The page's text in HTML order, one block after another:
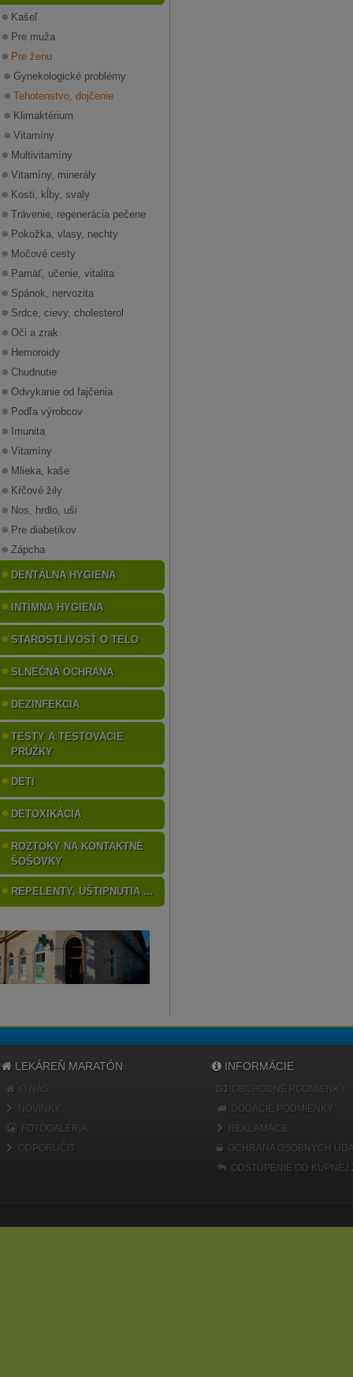
Kašeľ
Pre muža
Pre ženu
Gynekologické problémy
Tehotenstvo, dojčenie
Klimaktérium
Vitamíny
Multivitamíny
Vitamíny, minerály
Kosti, kĺby, svaly
Trávenie, regenerácia pečene
Pokožka, vlasy, nechty
Močové cesty
Pamäť, učenie, vitalita
Spánok, nervozita
Srdce, cievy, cholesterol
Oči a zrak
Hemoroidy
Chudnutie
Odvykanie od fajčenia
Podľa výrobcov
Imunita
Vitamíny
Mlieka, kaše
Kŕčové žily
Nos, hrdlo, uši
Pre diabetikov
Zápcha
DENTÁLNA HYGIENA
INTÍMNA HYGIENA
STAROSTLIVOSŤ O TELO
SLNEČNÁ OCHRANA
DEZINFEKCIA
TESTY A TESTOVACIE
PRÚŽKY
DETI
DETOXIKÁCIA
ROZTOKY NA KONTAKTNÉ
ŠOŠOVKY
REPELENTY, UŠTIPNUTIA ...
LEKÁREŇ MARATÓN
O NÁS
NOVINKY
FOTOGALÉRIA
ODPORUČIŤ
INFORMÁCIE
OBCHODNÉ PODMIENKY
DODACIE PODMIENKY
REKLAMÁCIE
OCHRANA OSOBNÝCH
ODSTÚPENIE OD KÚPNEJ